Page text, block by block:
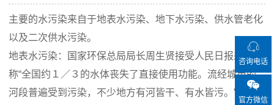
主要的水污染来自于地表水污染、地下水污染、供水管老化
以及二次供水污染。
地表水污染：国家环保总局局长周生贤接受人民日报采访时
称“全国约１／３的水体丧失了直接使用功能。流经城市的
河段普遍受到污染，不少地方有河皆干、有水皆污。”
咨询电话
官方微信